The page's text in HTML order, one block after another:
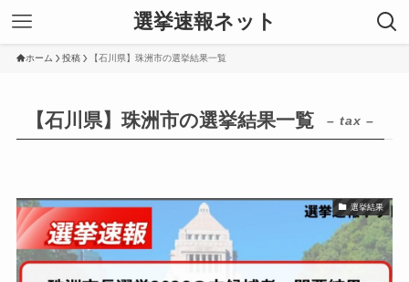
選挙速報ネット
ホーム 投稿 【石川県】珠洲市の選挙結果一覧
【石川県】珠洲市の選挙結果一覧 – tax –
選挙結果